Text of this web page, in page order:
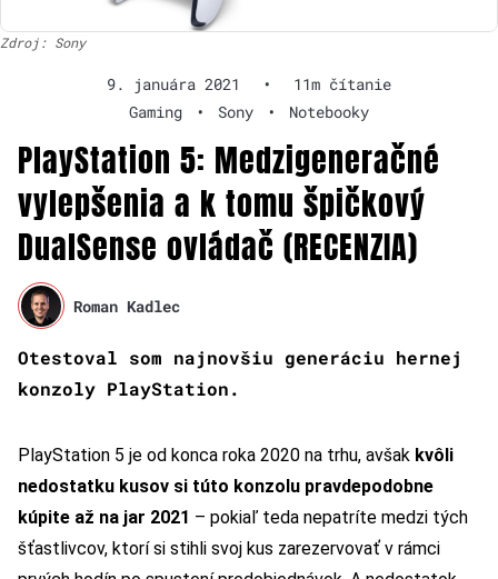
Zdroj: Sony
9. januára 2021 •
11m čítanie
Gaming
• Sony • Notebooky
PlayStation 5: Medzigeneračné
vylepšenia a k tomu špičkový
DualSense ovládač (RECENZIA)
Roman Kadlec
Otestoval som najnovšiu generáciu hernej
konzoly PlayStation.
PlayStation 5 je od konca roka 2020 na trhu, avšak kvôli
nedostatku kusov si túto konzolu pravdepodobne
kúpite až na jar 2021 – pokiaľ teda nepatríte medzi tých
šťastlivcov, ktorí si stihli svoj kus zarezervovať v rámci